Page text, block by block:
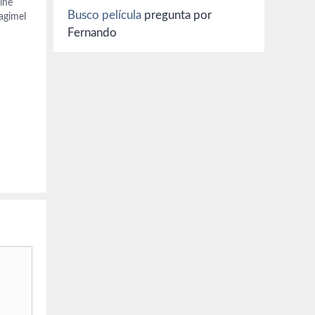
Busco película pregunta por
Fernando